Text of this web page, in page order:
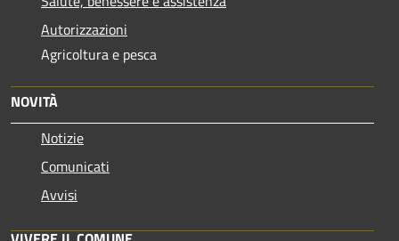
Autorizzazioni
Agricoltura e pesca
NOVITÀ
Notizie
Comunicati
Avvisi